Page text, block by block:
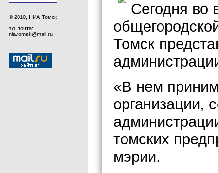
© 2010, НИА-Томск
эл. почта:
nia.tomsk@mail.ru
Сегодня во
Томск
«В нем
организации,
томских
мэрии.